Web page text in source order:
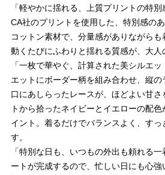
「軽やかに揺れる、上質プリントの特
CA社のプリントを使用した、特別感の
コットン素材で、分量感がありながらも
動くたびにふわりと揺れる質感が、大人
「一枚で華やぐ、計算された美シルエ
エットにボーダー柄を組み合わせ、縦
口にあしらったレースが、ほどよい甘
トから拾ったネイビーとイエローの配
イント。着るだけでバランスよく、す
す。
「特別な日も、いつもの外出も頼れる
ートが完成するので、忙しい日にも心